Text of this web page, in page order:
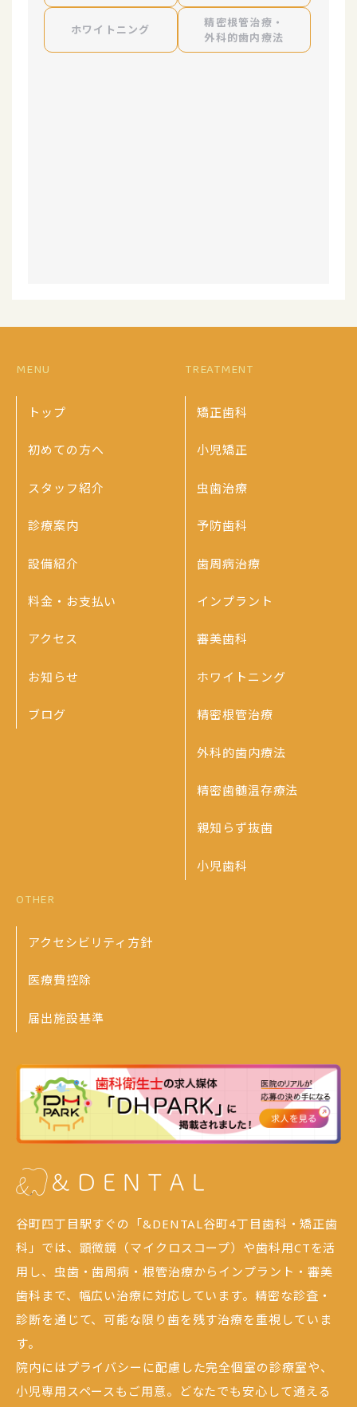
ホワイト ニング
精密根管治療・
外科的歯内療法
MENU
トップ
初めての方へ
スタッフ紹介
診療案内
設備紹介
料金・お支払い
アクセス
お知らせ
ブログ
TREATMENT
矯正歯科
小児矯正
虫歯治療
予防歯科
歯周病治療
インプラント
審美歯科
ホワイトニング
精密根管治療
外科的歯内療法
精密歯髄温存療法
親知らず抜歯
小児歯科
OTHER
アクセシビリティ方針
医療費控除
届出施設基準
谷町四丁目駅すぐの「&DENTAL谷町4丁目歯科・矯正歯
科」では、顕微鏡（マイクロスコープ）や歯科用CTを活
用し、虫歯・歯周病・根管治療からインプラント・審美
歯科まで、幅広い治療に対応しています。精密な診査・
診断を通じて、可能な限り歯を残す治療を重視していま
す。
院内にはプライバシーに配慮した完全個室の診療室や、
小児専用スペースもご用意。どなたでも安心して通える